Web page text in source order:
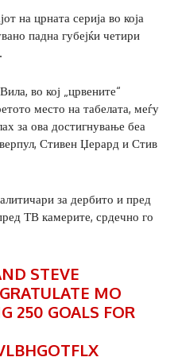
на црната серија во која
падна губејќи четири
во кој „црвените“
место на табелата, меѓу
за ова достигнување беа
Стивен Џерард и Стив
за дербито и пред
ТВ камерите, срдечно го
STEVE
MO
250 GOALS FOR